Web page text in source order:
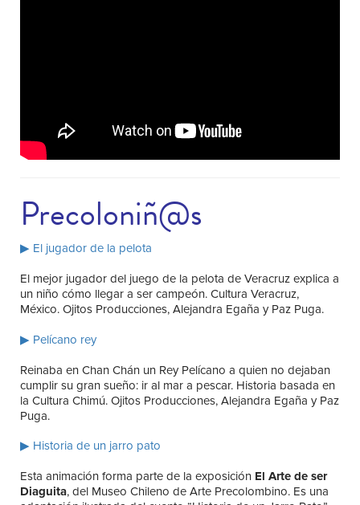
Precoloniñ@s
▶ El jugador de la pelota
El mejor jugador del juego de la pelota de Veracruz explica a
un niño cómo llegar a ser campeón. Cultura Veracruz,
México. Ojitos Producciones, Alejandra Egaña y Paz Puga.
▶ Pelícano rey
Reinaba en Chan Chán un Rey Pelícano a quien no dejaban
cumplir su gran sueño: ir al mar a pescar. Historia basada en
la Cultura Chimú. Ojitos Producciones, Alejandra Egaña y Paz
Puga.
▶ Historia de un jarro pato
Esta animación forma parte de la exposición El Arte de ser
Diaguita, del Museo Chileno de Arte Precolombino. Es una